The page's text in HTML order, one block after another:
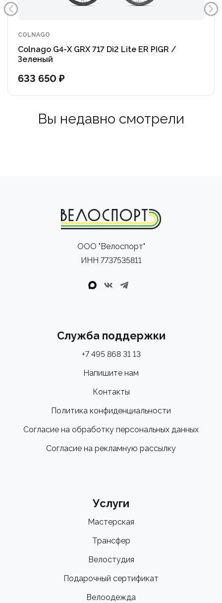
мм больше, чем у предыдущей модели.
Оснащена четырьмя точками крепления для
флягодержателей и небольших сумок, что делает ее
подходящей для длительных поездок.
Геометрия стала более агрессивной по сравнению с
G3-X: рич (reach) немного увеличился, а рулевой
управления.
COLNAGO
Colnago G4-X GRX 717 Di2 Lite ER PIGR /
Зеленый
633 650 ₽
Вы недавно смотрели
ООО "Велоспорт"
ИНН 7737535811
Служба поддержки
+7 495 868 31 13
Напишите нам
Контакты
Политика конфиденциальности
Согласие на обработку персональных данных
Согласие на рекламную рассылку
Услуги
Мастерская
Трансфер
Велостудия
Подарочный сертификат
Велоодежда